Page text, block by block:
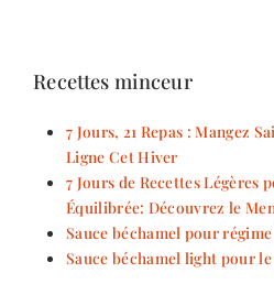
Recettes minceur
7 Jours, 21 Repas : Mangez
Ligne Cet Hiver
7 Jours de Recettes Légères
Équilibrée: Découvrez le
Sauce béchamel pour régime
Sauce béchamel light pour